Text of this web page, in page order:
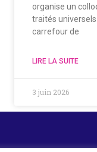
organise un
traités universels
carrefour de
LIRE LA SUITE
3 juin 2026